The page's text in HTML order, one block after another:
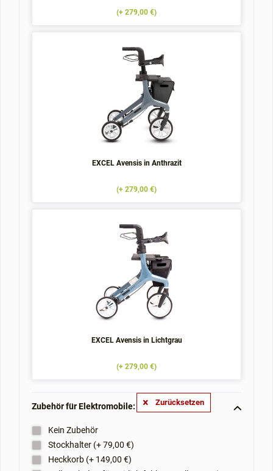
(+ 279,00 €)
EXCEL Avensis in Anthrazit
(+ 279,00 €)
EXCEL Avensis in Lichtgrau
(+ 279,00 €)
Zubehör für Elektromobile: **
Kein Zubehör
Stockhalter (+ 79,00 €)
Heckkorb (+ 149,00 €)
Zurücksetzen